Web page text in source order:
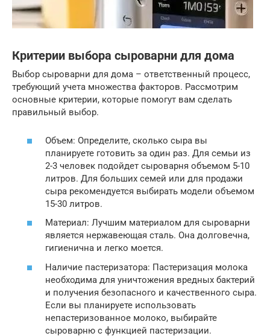
Критерии выбора сыроварни для дома
Выбор сыроварни для дома – ответственный процесс,
требующий учета множества факторов. Рассмотрим
основные критерии, которые помогут вам сделать
правильный выбор.
Объем: Определите, сколько сыра вы
планируете готовить за один раз. Для семьи из
2-3 человек подойдет сыроварня объемом 5-10
литров. Для больших семей или для продажи
сыра рекомендуется выбирать модели объемом
15-30 литров.
Материал: Лучшим материалом для сыроварни
является нержавеющая сталь. Она долговечна,
гигиенична и легко моется.
Наличие пастеризатора: Пастеризация молока
необходима для уничтожения вредных бактерий
и получения безопасного и качественного сыра.
Если вы планируете использовать
непастеризованное молоко, выбирайте
сыроварню с функцией пастеризации.